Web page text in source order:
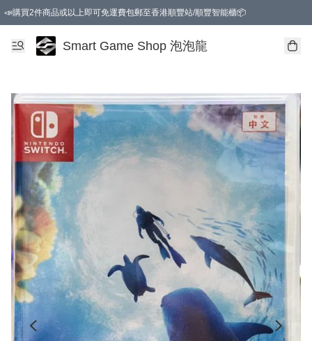
📣購買2件商品或以上即可免運費包郵至香港順豐站/順豐智能櫃📦
Smart Game Shop 泡泡龍